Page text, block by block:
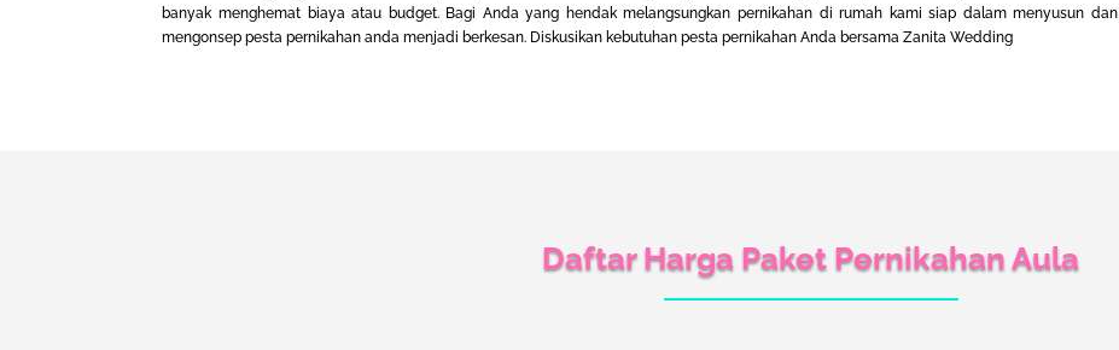
banyak menghemat biaya atau budget. Bagi Anda yang hendak melangsungkan pernikahan di rumah kami siap dalam menyusun dan
mengonsep pesta pernikahan anda menjadi berkesan. Diskusikan kebutuhan pesta pernikahan Anda bersama ZanitaWedding
Daftar Harga Paket Pernikahan Aula